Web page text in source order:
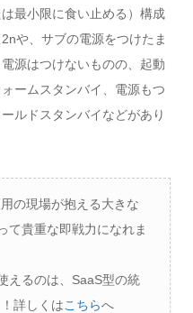
最小限に食い止める）構成
や、サブの電源をつけたま
源はつけないものの、起動
ームスタンバイ、電源もつ
ルドスタンバイなどがあり
の現場が抱える大きな
て貴重な即戦力になれま
えるのは、SaaS型の統
詳しくはこちらへ